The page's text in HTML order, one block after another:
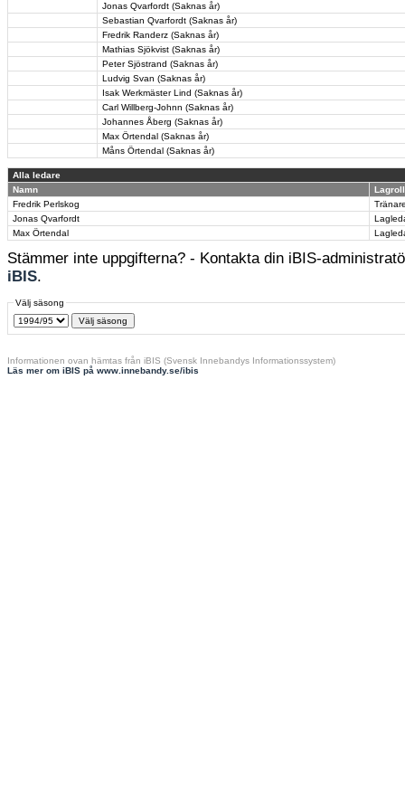
Jonas Qvarfordt (Saknas år)
Sebastian Qvarfordt (Saknas år)
Fredrik Randerz (Saknas år)
Mathias Sjökvist (Saknas år)
Peter Sjöstrand (Saknas år)
Ludvig Svan (Saknas år)
Isak Werkmäster Lind (Saknas år)
Carl Willberg-Johnn (Saknas år)
Johannes Åberg (Saknas år)
Max Örtendal (Saknas år)
Måns Örtendal (Saknas år)
Alla ledare
Namn
Lagroll
Fredrik Perlskog
Jonas Qvarfordt
Max Örtendal
Stämmer inte uppgifterna? - Kontakta din iBIS-
iBIS.
Välj säsong
Informationen ovan hämtas från iBIS (Svensk Innebandys Informationssystem)
Läs mer om iBIS på www.innebandy.se/ibis